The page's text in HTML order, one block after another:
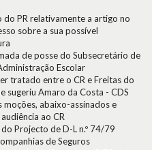
do PR relativamente a artigo no
sobre a sua possível
de posse do Subsecretário de
Escolar
tratado entre o CR e Freitas do
sugeriu Amaro da Costa - CDS
moções, abaixo-assinados e
ao CR
Projecto de D-L n.º 74/79
de Seguros